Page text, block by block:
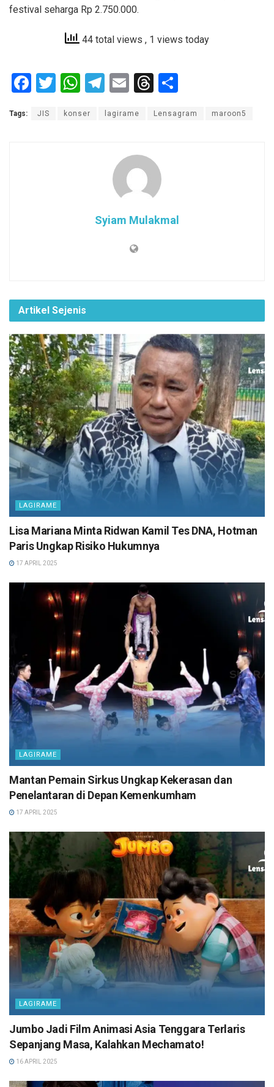
festival seharga Rp 2.750.000.
44 total views , 1 views today
F
ce
T
tt
W
at
T
e
m
E
ail
T
e
d
s
ar
Tags: JIS konser lagirame Lensagram maroon5
Syiam Mulakmal
Artikel Sejenis
LAGIRAME
Lisa Mariana Minta Ridwan Kamil Tes DNA, Hotman
Paris Ungkap Risiko Hukumnya
17 APRIL 2025
LAGIRAME
Mantan Pemain Sirkus Ungkap Kekerasan dan
Penelantaran di Depan Kemenkumham
17 APRIL 2025
LAGIRAME
Jumbo Jadi Film Animasi Asia Tenggara Terlaris
Sepanjang Masa, Kalahkan Mechamato!
16 APRIL 2025